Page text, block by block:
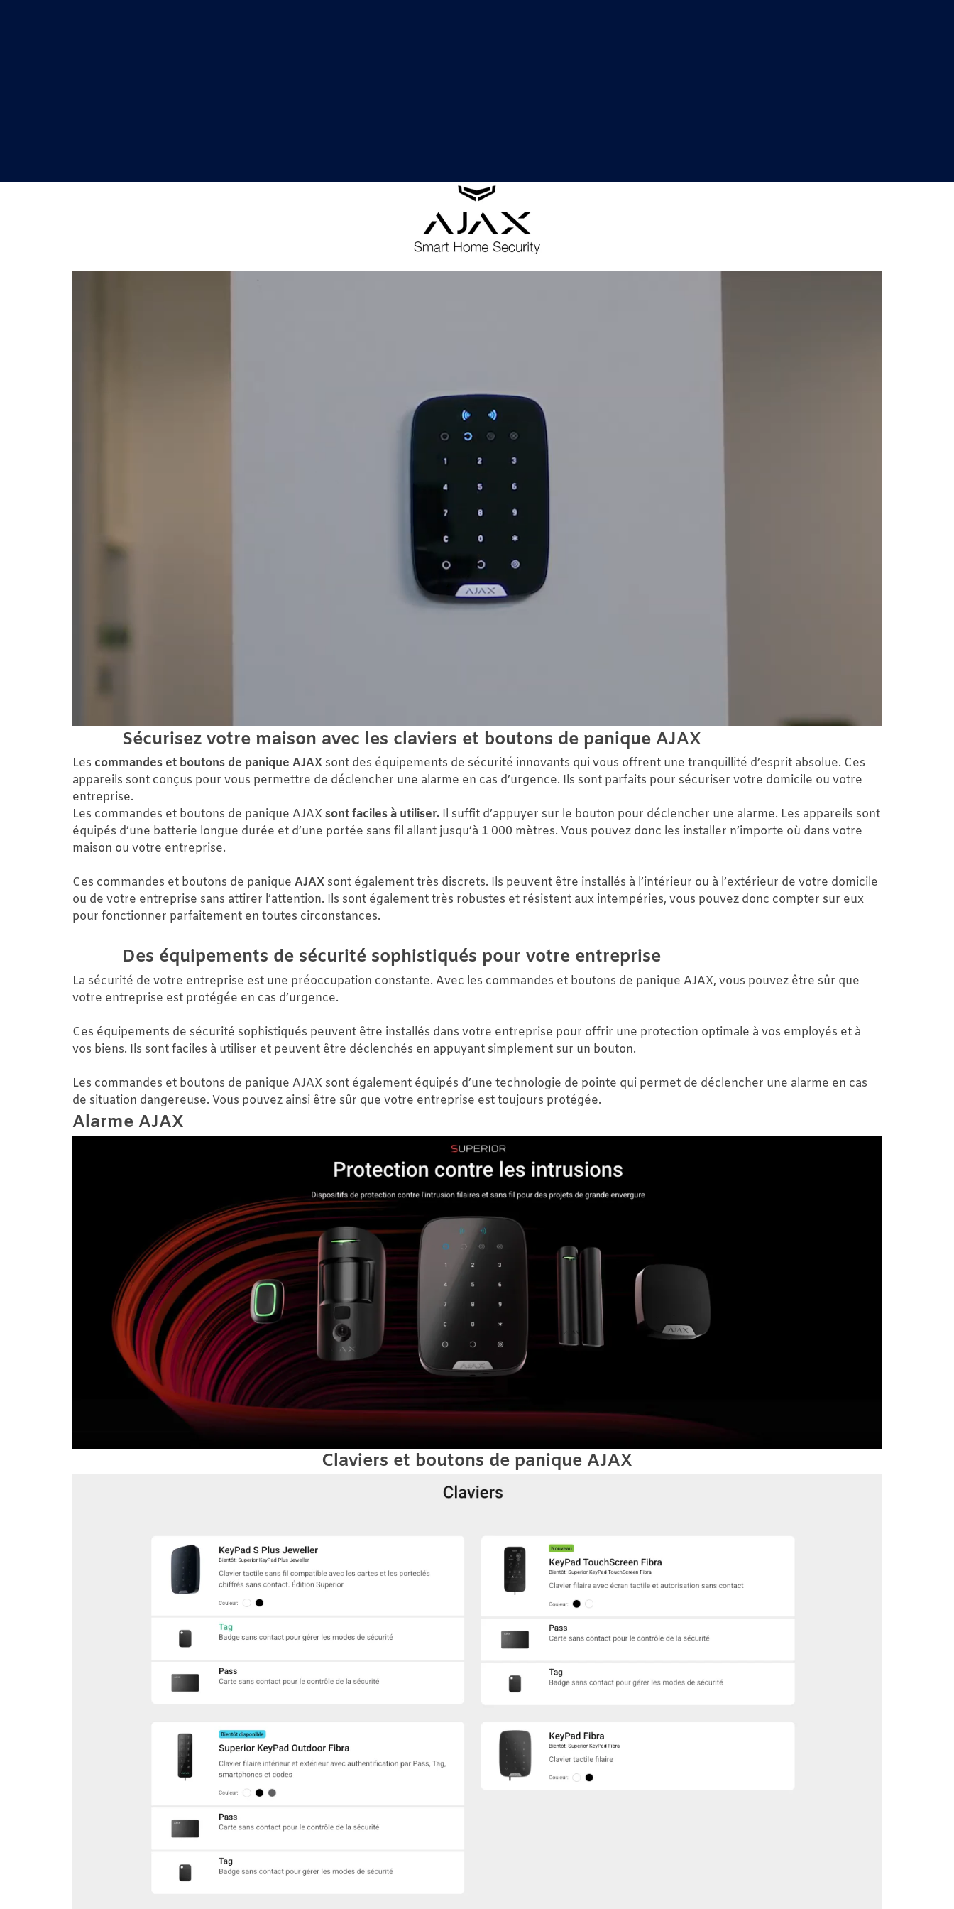
Sécurisez votre maison avec les claviers et boutons de panique AJAX
Les commandes et boutons de panique AJAX sont des équipements de sécurité innovants qui vous offrent une tranquillité d’esprit absolue. Ces
appareils sont conçus pour vous permettre de déclencher une alarme en cas d’urgence. Ils sont parfaits pour sécuriser votre domicile ou votre
entreprise.
Les commandes et boutons de panique AJAX sont faciles à utiliser. Il suffit d’appuyer sur le bouton pour déclencher une alarme. Les appareils sont
équipés d’une batterie longue durée et d’une portée sans fil allant jusqu’à 1 000 mètres. Vous pouvez donc les installer n’importe où dans votre
maison ou votre entreprise.
Ces commandes et boutons de panique AJAX sont également très discrets. Ils peuvent être installés à l’intérieur ou à l’extérieur de votre domicile
ou de votre entreprise sans attirer l’attention. Ils sont également très robustes et résistent aux intempéries, vous pouvez donc compter sur eux
pour fonctionner parfaitement en toutes circonstances.
Des équipements de sécurité sophistiqués pour votre entreprise
La sécurité de votre entreprise est une préoccupation constante. Avec les commandes et boutons de panique AJAX, vous pouvez être sûr que
votre entreprise est protégée en cas d’urgence.
Ces équipements de sécurité sophistiqués peuvent être installés dans votre entreprise pour offrir une protection optimale à vos employés et à
vos biens. Ils sont faciles à utiliser et peuvent être déclenchés en appuyant simplement sur un bouton.
Les commandes et boutons de panique AJAX sont également équipés d’une technologie de pointe qui permet de déclencher une alarme en cas
de situation dangereuse. Vous pouvez ainsi être sûr que votre entreprise est toujours protégée.
Alarme AJAX
Claviers et boutons de panique AJAX